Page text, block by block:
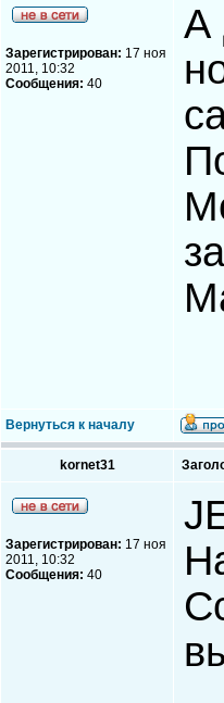
Зарегистрирован: 17 ноя
2011, 10:32
Сообщения: 40
А
Вернуться к началу
kornet31
Зарегистрирован: 17 ноя
2011, 10:32
Сообщения: 40